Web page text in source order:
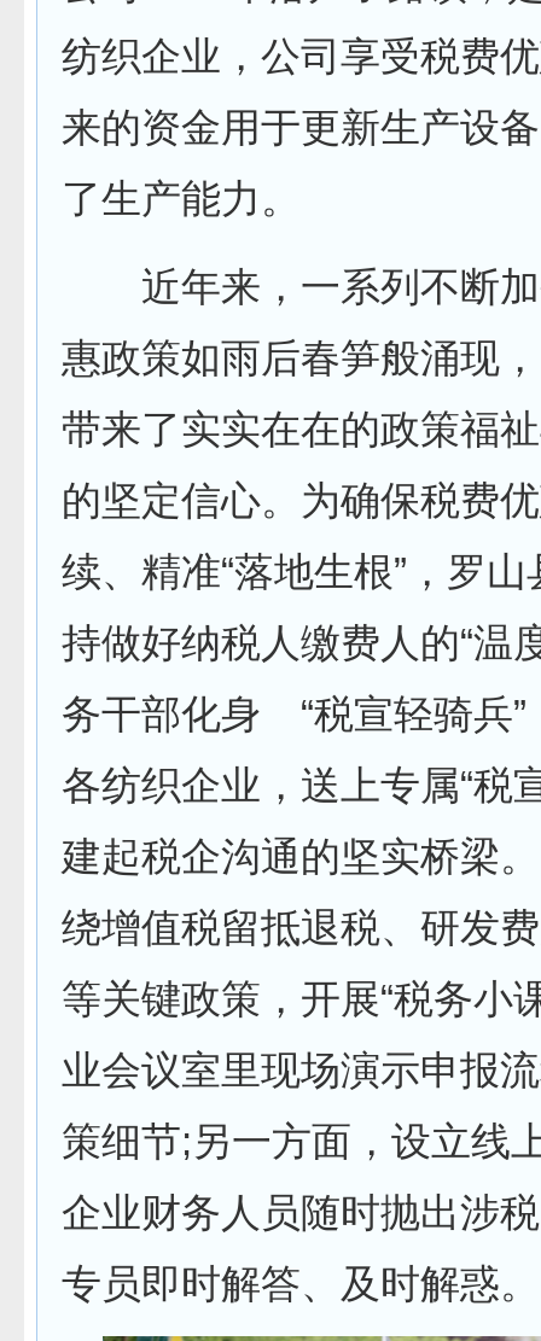
纺织企业，公司享受税费
来的资金用于更新生产设
了生产能力。
近年来，一系列不断加
惠政策如雨后春笋般涌现
带来了实实在在的政策福
的坚定信心。为确保税费
续、精准“落地生根”，罗
持做好纳税人缴费人的“温
务干部化身 “税宣轻骑兵”
各纺织企业，送上专属“税
建起税企沟通的坚实桥梁
绕增值税留抵退税、研发
等关键政策，开展“税务小
业会议室里现场演示申报
策细节;另一方面，设立线
企业财务人员随时抛出涉
专员即时解答、及时解惑。